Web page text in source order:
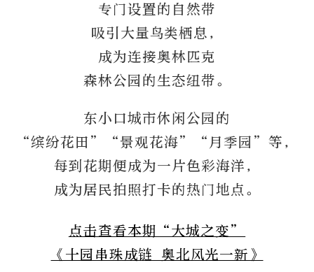
专门设置的自然带
吸引大量鸟类栖息，
成为连接奥林匹克
森林公园的生态纽带。
东小口城市休闲公园的
“缤纷花田”“景观花海”“月季园”等，
每到花期便成为一片色彩海洋，
成为居民拍照打卡的热门地点。
点击查看本期“大城之变”
《十园串珠成链 奥北风光一新》